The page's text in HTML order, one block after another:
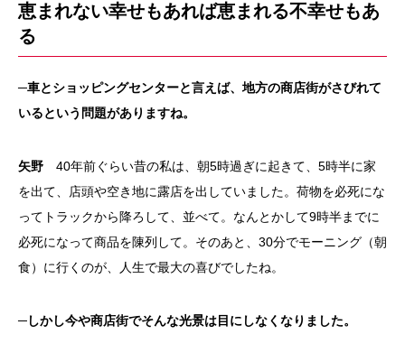
恵まれない幸せもあれば恵まれる不幸せもあ
る
─車とショッピングセンターと言えば、地方の商店街がさびれて
いるという問題がありますね。
矢野 40年前ぐらい昔の私は、朝5時過ぎに起きて、5時半に家
を出て、店頭や空き地に露店を出していました。荷物を必死にな
ってトラックから降ろして、並べて。なんとかして9時半までに
必死になって商品を陳列して。そのあと、30分でモーニング（朝
食）に行くのが、人生で最大の喜びでしたね。
─しかし今や商店街でそんな光景は目にしなくなりました。